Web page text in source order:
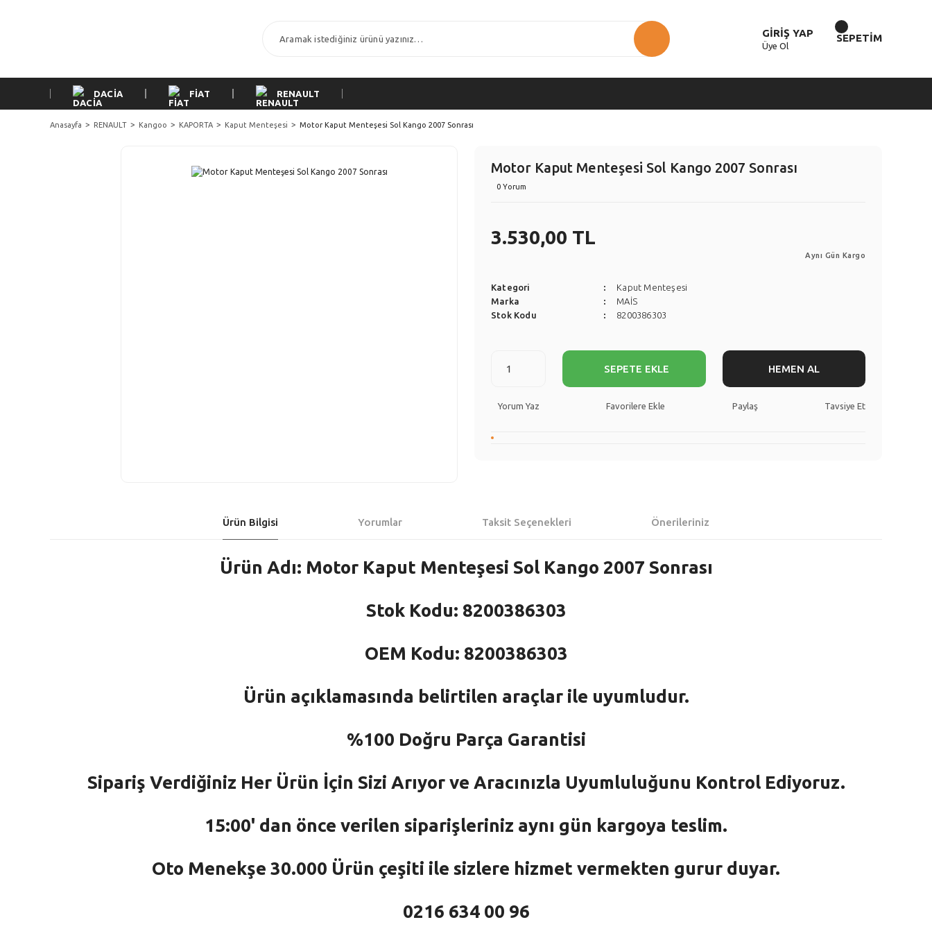
GİRİŞ YAP
Üye Ol
SEPETİM
DACİA FİAT RENAULT
Anasayfa RENAULT Kangoo KAPORTA Kaput Menteşesi Motor Kaput Menteşesi Sol Kango 2007 Sonrası
Motor Kaput Menteşesi Sol Kango 2007 Sonrası
0 Yorum
3.530,00 TL
Aynı Gün Kargo
Kategori
Kaput Menteşesi
Marka
MAİS
Stok Kodu
8200386303
SEPETE EKLE HEMEN AL
Yorum Yaz Paylaş Tavsiye Et
Ürün Bilgisi Yorumlar Taksit Seçenekleri Önerileriniz
Ürün Adı: Motor Kaput Menteşesi Sol Kango 2007 Sonrası
Stok Kodu: 8200386303
OEM Kodu: 8200386303
Ürün açıklamasında belirtilen araçlar ile uyumludur.
%100 Doğru Parça Garantisi
Sipariş Verdiğiniz Her Ürün İçin Sizi Arıyor ve Aracınızla Uyumluluğunu Kontrol Ediyoruz.
15:00' dan önce verilen siparişleriniz aynı gün kargoya teslim.
Oto Menekşe 30.000 Ürün çeşiti ile sizlere hizmet vermekten gurur duyar.
0216 634 00 96